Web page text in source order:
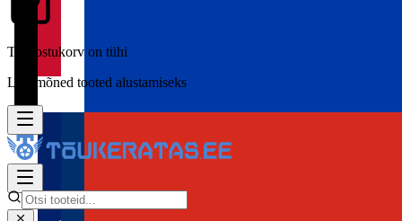
Teie ostukorv on tühi
Lisa mõned tooted alustamiseks